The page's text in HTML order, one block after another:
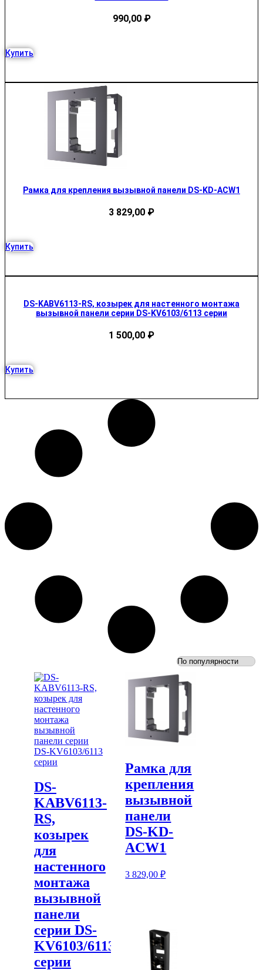
990,00 ₽
Купить
Рамка для крепления вызывной панели DS-KD-ACW1
3 829,00 ₽
Купить
DS-KABV6113-RS, козырек для настенного монтажа
вызывной панели серии DS-KV6103/6113 серии
1 500,00 ₽
Купить
DS-
KABV6113-
RS,
козырек
для
настенного
монтажа
вызывной
панели
серии DS-
KV6103/6113
серии
Рамка для
крепления
вызывной
панели
DS-KD-
ACW1
3 829,00₽